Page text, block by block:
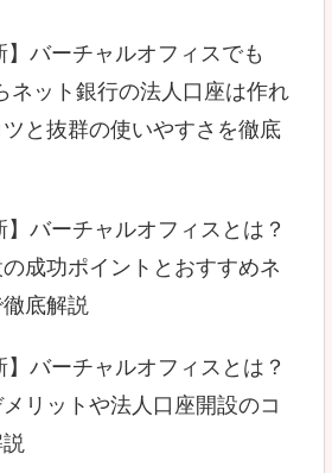
】バーチャルオフィスでも
ネット銀行の法人口座は作れ
と抜群の使いやすさを徹底
】バーチャルオフィスとは？
成功ポイントとおすすめネ
底解説
】バーチャルオフィスとは？
リットや法人口座開設のコ